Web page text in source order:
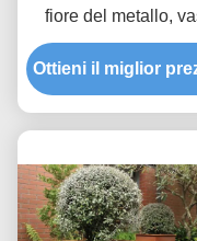
fiore del metallo,
d'acciaio unici di
che saldano
Ottieni il miglior